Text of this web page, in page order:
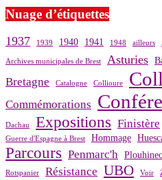
Nuage d’étiquettes
1937 1939 1940 1941 1948 ailleurs
Archives municipales de Brest Asturies
Bretagne Catalogne Collioure
Commémorations
Dachau Expositions Finistère
Guerre d'Espagne à Brest Hommage
Parcours Penmarc'h Plouhinec
Rotspanier Résistance UBO Voir